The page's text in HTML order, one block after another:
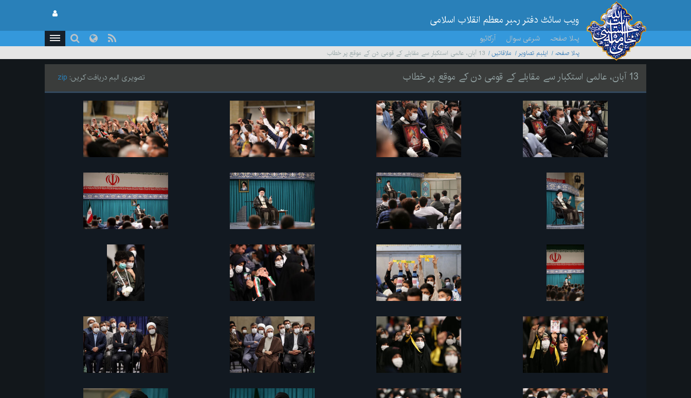
ویب سائٹ دفتر رہبر معظم انقلاب اسلامی
پہلا صفحہ شرعی سوال آرکائیو
پہلا صفحہ ایلبم تصاویر ملاقاتیں 13 آبان، عالمی استکبار سے مقابلے کے قومی دن کے موقع پر خطاب
13 آبان، عالمی استکبار سے مقابلے کے قومی دن کے موقع پر خطاب تصویری البم دریافت کریں: zip